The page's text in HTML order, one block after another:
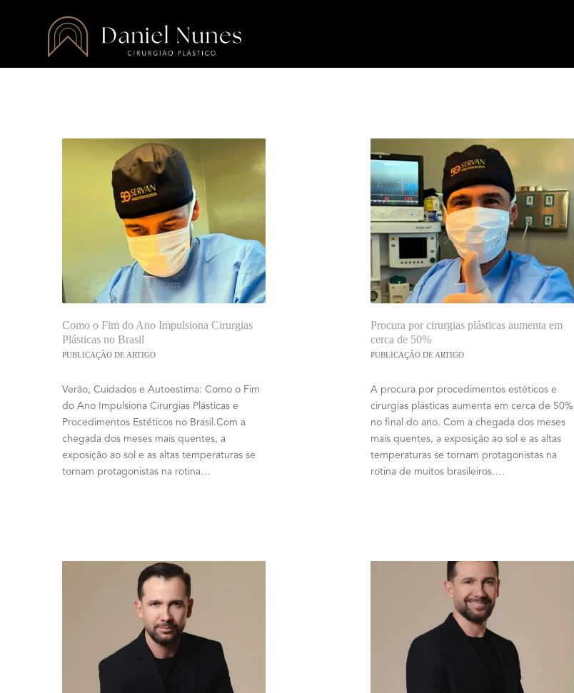
Como o Fim do Ano Impulsiona Cirurgias
Plásticas no Brasil
PUBLICAÇÃO DE ARTIGO
Verão, Cuidados e Autoestima: Como o Fim
do Ano Impulsiona Cirurgias Plásticas e
Procedimentos Estéticos no Brasil.Com a
chegada dos meses mais quentes, a
exposição ao sol e as altas temperaturas se
tornam protagonistas na rotina…
04/02/2025
Procura por cirurgias plásticas aumenta em
cerca de 50%
PUBLICAÇÃO DE ARTIGO
A procura por procedimentos estéticos e
cirurgias plásticas aumenta em cerca de 50%
no final do ano. Com a chegada dos meses
mais quentes, a exposição ao sol e as altas
temperaturas se tornam protagonistas na
rotina de muitos brasileiros.…
04/02/2025